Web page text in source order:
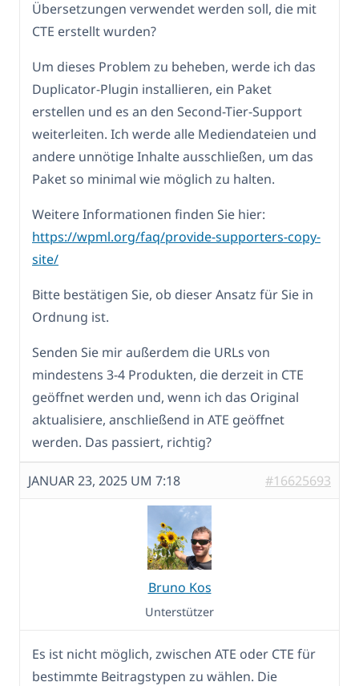
Übersetzungen verwendet werden soll, die mit
CTE erstellt wurden?
Um dieses Problem zu beheben, werde ich das
Duplicator-Plugin installieren, ein Paket
erstellen und es an den Second-Tier-Support
weiterleiten. Ich werde alle Mediendateien und
andere unnötige Inhalte ausschließen, um das
Paket so minimal wie möglich zu halten.
Weitere Informationen finden Sie hier:
https://wpml.org/faq/provide-supporters-copy-
site/
Bitte bestätigen Sie, ob dieser Ansatz für Sie in
Ordnung ist.
Senden Sie mir außerdem die URLs von
mindestens 3-4 Produkten, die derzeit in CTE
geöffnet werden und, wenn ich das Original
aktualisiere, anschließend in ATE geöffnet
werden. Das passiert, richtig?
JANUAR 23, 2025 UM 7:18 #16625693
Bruno Kos
Unterstützer
Es ist nicht möglich, zwischen ATE oder CTE für
bestimmte Beitragstypen zu wählen. Die